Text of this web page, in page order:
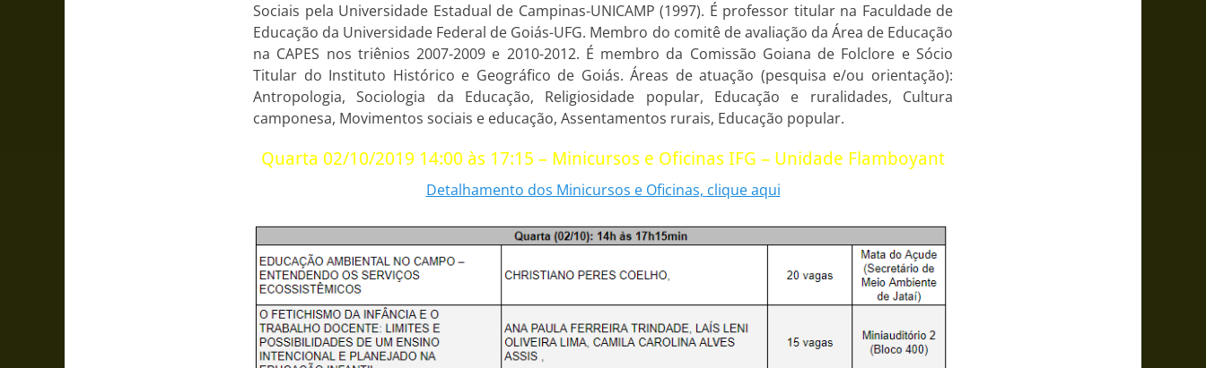
Sociais pela Universidade Estadual de Campinas-UNICAMP (1997). É professor titular na Faculdade de
Educação da Universidade Federal de Goiás-UFG. Membro do comitê de avaliação da Área de Educação
na CAPES nos triênios 2007-2009 e 2010-2012. É membro da Comissão Goiana de Folclore e Sócio
Titular do Instituto Histórico e Geográfico de Goiás. Áreas de atuação (pesquisa e/ou orientação):
Antropologia, Sociologia da Educação, Religiosidade popular, Educação e ruralidades, Cultura
camponesa, Movimentos sociais e educação, Assentamentos rurais, Educação popular.
Quarta 02/10/2019 14:00 às 17:15 – Minicursos e Oficinas IFG – Unidade Flamboyant
Detalhamento dos Minicursos e Oficinas, clique aqui